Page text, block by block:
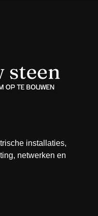
installaties,
netwerken en